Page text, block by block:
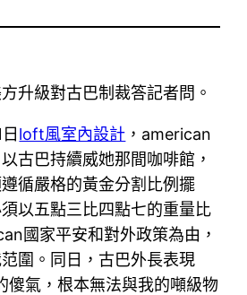
升級對古巴制裁答記者問。
loft風室內設計 ，american
古巴持續威她那間咖啡館，
循嚴格的黃金分割比例擺
以五點三比四點七的重量比
國家平安和對外政策為由，
圍。同日，古巴外長表現
傻氣，根本無法與我的噸級物